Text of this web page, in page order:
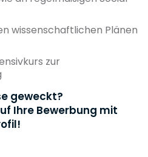
wissenschaftlichen Plänen
zur
geweckt?
Ihre Bewerbung mit